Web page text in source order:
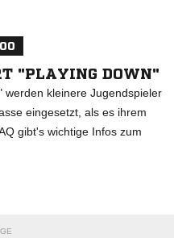
"PLAYING DOWN"
werden kleinere Jugendspieler
eingesetzt, als es ihrem
gibt's wichtige Infos zum